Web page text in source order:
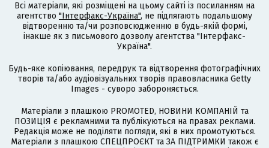
Всі матеріали, які розміщені на цьому сайті із посиланням на
агентство "Інтерфакс-Україна", не підлягають подальшому
відтворенню та/чи розповсюдженню в будь-якій формі,
інакше як з письмового дозволу агентства "Інтерфакс-
Україна".
Будь-яке копіювання, передрук та відтворення фотографічних
творів та/або аудіовізуальних творів правовласника Getty
Images - суворо забороняється.
Матеріали з плашкою PROMOTED, НОВИНИ КОМПАНІЙ та
ПОЗИЦІЯ є рекламними та публікуються на правах реклами.
Редакція може не поділяти погляди, які в них промотуються.
Матеріали з плашкою СПЕЦПРОЄКТ та ЗА ПІДТРИМКИ також є